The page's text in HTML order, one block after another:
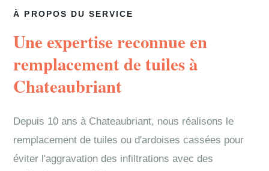
À PROPOS DU SERVICE
Une expertise reconnue en
remplacement de tuiles à
Chateaubriant
Depuis 10 ans à Chateaubriant, nous réalisons le
remplacement de tuiles ou d'ardoises cassées pour
éviter l'aggravation des infiltrations avec des